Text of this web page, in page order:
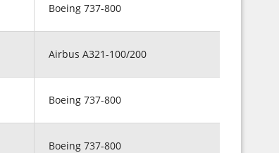
Boeing 737-800
Airbus A321-100/200
Boeing 737-800
Boeing 737-800